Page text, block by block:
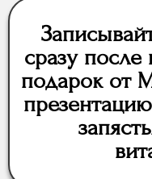
сразу
подарок от